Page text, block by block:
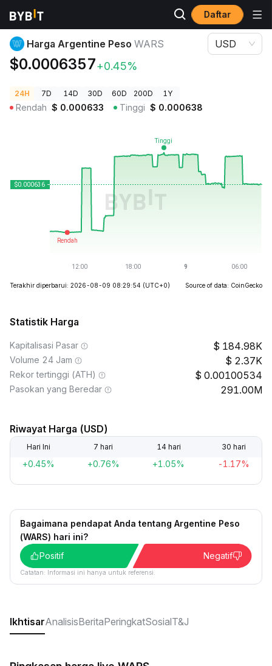
Daftar
Harga Kripto
Harga Argentine Peso WARS
$0.0006357+0.45%
USD
24H 7D 14D 30D 60D 200D 1Y
Rendah $ 0.000633 Tinggi $ 0.000638
Terakhir diperbarui: 2026-08-09 08:29:54 (UTC+0) Source of data: CoinGecko
Statistik Harga
Kapitalisasi Pasar 184.98K
Volume 24 Jam 2.37K
Rekor tertinggi (ATH) 0.00100534
Pasokan yang Beredar 291.00M
Riwayat Harga (USD)
Hari Ini 7 hari 14 hari 30 hari
+0.45% +0.76% +1.05% -1.17%
Bagaimana pendapat Anda tentang Argentine Peso
(WARS) hari ini?
Positif
Negatif
Catatan: Informasi ini hanya untuk referensi.
IkhtisarAnalisisBeritaPeringkatSosialT&J